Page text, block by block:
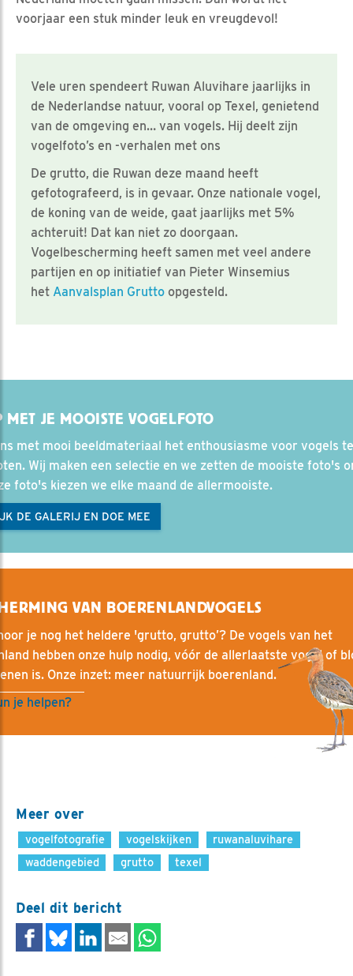
voorjaar een stuk minder leuk en vreugdevol!
Vele uren spendeert Ruwan Aluvihare jaarlijks in
de Nederlandse natuur, vooral op Texel, genietend
van de omgeving en… van vogels. Hij deelt zijn
vogelfoto’s en -verhalen met ons
De grutto, die Ruwan deze maand heeft
gefotografeerd, is in gevaar. Onze nationale vogel,
de koning van de weide, gaat jaarlijks met 5%
achteruit! Dat kan niet zo doorgaan.
Vogelbescherming heeft samen met veel andere
partijen en op initiatief van Pieter Winsemius
het Aanvalsplan Grutto opgesteld.
MET JE MOOISTE VOGELFOTO
met mooi beeldmateriaal het enthousiasme voor vogels te
Wij maken een selectie en we zetten de mooiste foto's
foto's kiezen we elke maand de allermooiste.
DE GALERIJ EN DOE MEE
VAN BOERENLANDVOGELS
je nog het heldere 'grutto, grutto’? De vogels van het
hebben onze hulp nodig, vóór de allerlaatste vogel of
is. Onze inzet: meer natuurrijk boerenland.
je helpen?
Meer over
vogelfotografie vogelskijken
ruwanaluvihare
waddengebied
grutto texel
Deel dit bericht